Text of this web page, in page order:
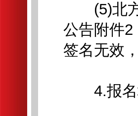
(5)北方
公告附件2
签名无效
4.报名